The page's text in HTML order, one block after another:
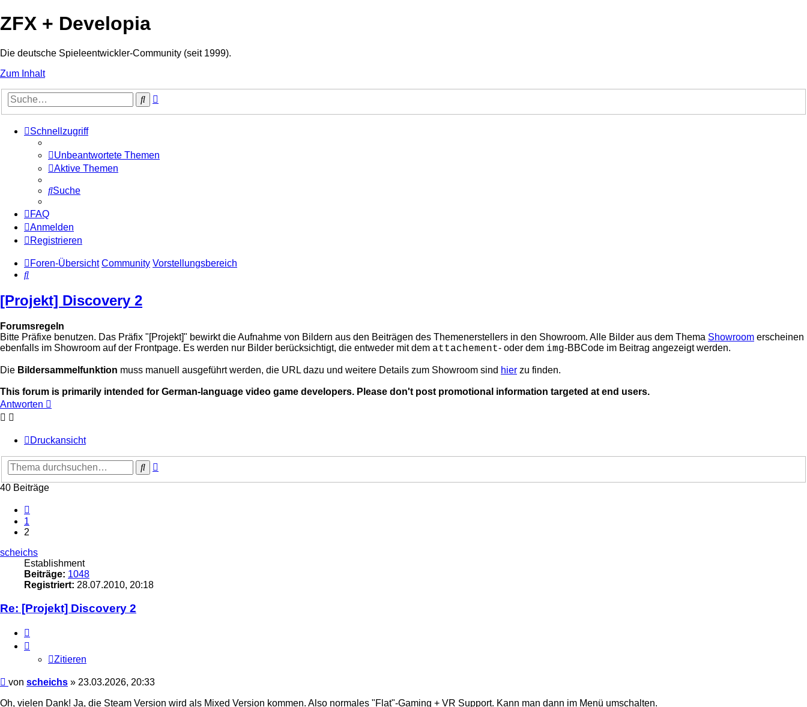
ZFX + Developia
Die deutsche Spieleentwickler-Community (seit 1999).
Zum Inhalt
Suche
Schnellzugriff
Unbeantwortete Themen
Aktive Themen
Suche
FAQ
Anmelden
Registrieren
Foren-Übersicht Community Vorstellungsbereich
Suche
[Projekt] Discovery 2
Forumsregeln
Bitte Präfixe benutzen. Das Präfix "[Projekt]" bewirkt die Aufnahme von Bildern aus den Beiträgen des Themenerstellers in den Showroom. Alle Bilder aus dem Thema Showroom erscheinen
ebenfalls im Showroom auf der Frontpage. Es werden nur Bilder berücksichtigt, die entweder mit dem attachement- oder dem img-BBCode im Beitrag angezeigt werden.
Die Bildersammelfunktion muss manuell ausgeführt werden, die URL dazu und weitere Details zum Showroom sind hier zu finden.
This forum is primarily intended for German-language video game developers. Please don't post promotional information targeted at end users.
Antworten
Druckansicht
Suche
40 Beiträge
1
2
scheichs
Establishment
Beiträge: 1048
Registriert: 28.07.2010, 20:18
Re: [Projekt] Discovery 2
Zitieren
Beitrag
von scheichs » 23.03.2026, 20:33
Oh, vielen Dank! Ja, die Steam Version wird als Mixed Version kommen. Also normales "Flat"-Gaming + VR Support. Kann man dann im Menü umschalten.